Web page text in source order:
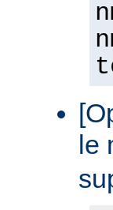
le